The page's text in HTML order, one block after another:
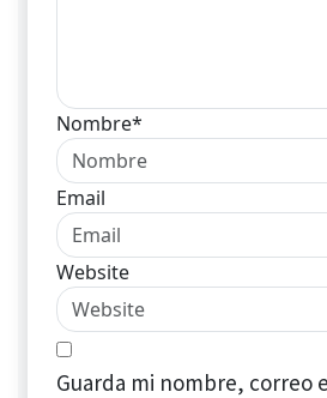
Nombre*
Email
Website
Guarda mi nombre, correo